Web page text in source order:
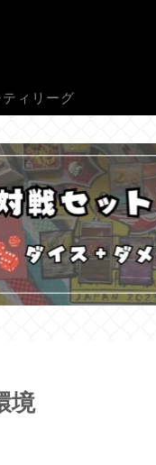
ティリーグ
境